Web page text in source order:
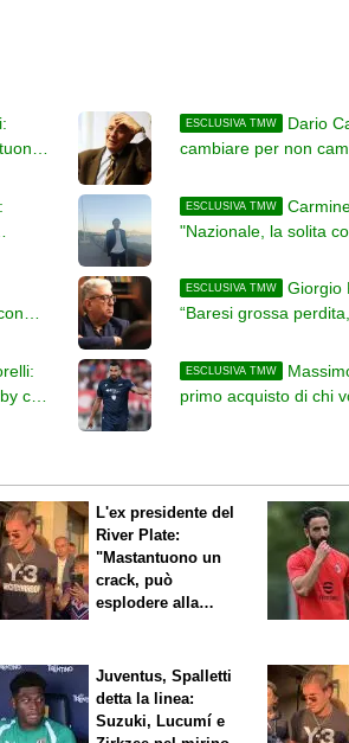
ESCLUSIVA TMW
Dario
cambiare per non
torna tutto come
Roma, sì a Molina"
il
ESCLUSIVA TMW
"Nazionale, la solita
la Fiorentina. Ma ora
big"
ESCLUSIVA TMW
Giorgio
“Baresi grossa
Mercato, brava la
anche per
con
ESCLUSIVA TMW
primo acquisto di chi
L'ex presidente del
River Plate:
"Mastantuono un
crack, può
esplodere alla
Juventus, Spalletti
detta la linea:
Suzuki, Lucumí e